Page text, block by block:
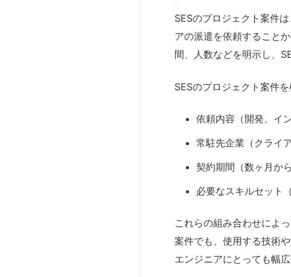
SESのプロジェクト案件
アの派遣を依頼すること
間、人数などを明示し、
SESのプロジェクト案件
依頼内容（開発、イ
常駐先企業（クライ
契約期間（数ヶ月から
必要なスキルセット
これらの組み合わせによ
案件でも、使用する技術
エンジニアにとっても幅